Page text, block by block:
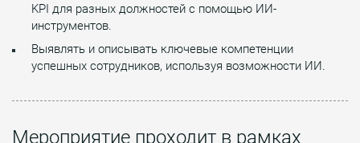
KPI для разных должностей с помощью ИИ-
инструментов.
Выявлять и описывать ключевые компетенции
успешных сотрудников, используя возможности ИИ.
Мероприятие проходит в рамках